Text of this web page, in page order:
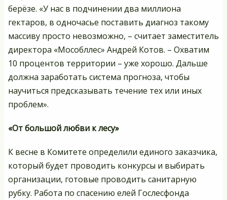
берёзе. «У нас в подчинении два миллиона
гектаров, в одночасье поставить диагноз такому
массиву просто невозможно, – считает заместитель
директора «Мособллес» Андрей Котов. – Охватим
10 процентов территории – уже хорошо. Дальше
должна заработать система прогноза, чтобы
научиться предсказывать течение тех или иных
проблем».
«От большой любви к лесу»
К весне в Комитете определили единого заказчика,
который будет проводить конкурсы и выбирать
организации, готовые проводить санитарную
рубку. Работа по спасению елей Гослесфонда